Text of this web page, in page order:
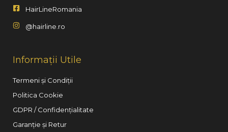
HairLineRomania
@hairline.ro
Informații Utile
Termeni și Condiții
Politica Cookie
GDPR / Confidențialitate
Garanție și Retur